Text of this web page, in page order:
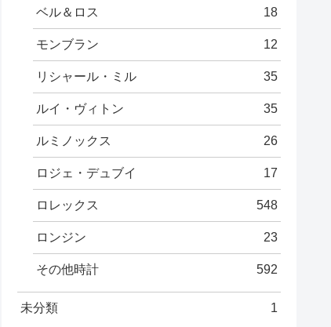
ベル＆ロス 18
モンブラン 12
リシャール・ミル 35
ルイ・ヴィトン 35
ルミノックス 26
ロジェ・デュブイ 17
ロレックス 548
ロンジン 23
その他時計 592
未分類 1